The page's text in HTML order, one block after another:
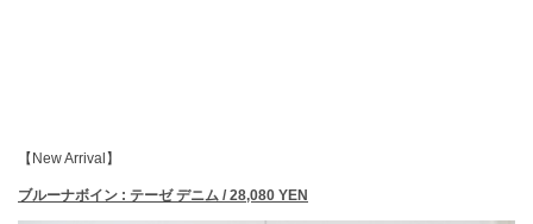
【New Arrival】
ブルーナボイン : テーゼ デニム / 28,080 YEN